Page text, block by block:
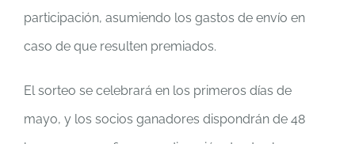
participación, asumiendo los gastos de envío en
caso de que resulten premiados.
El sorteo se celebrará en los primeros días de
mayo, y los socios ganadores dispondrán de 48